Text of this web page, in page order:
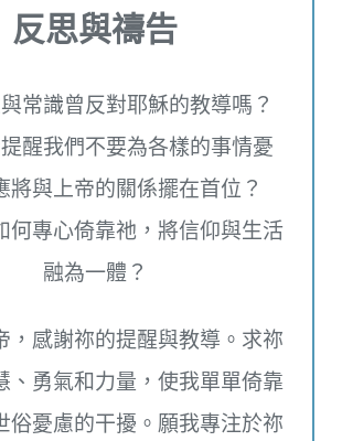
反思與禱告
常識曾反對耶穌的教導嗎？
醒我們不要為各樣的事情憂
將與上帝的關係擺在首位？
何專心倚靠祂，將信仰與生活
融為一體？
，感謝祢的提醒與教導。求祢
、勇氣和力量，使我單單倚靠
俗憂慮的干擾。願我專注於祢